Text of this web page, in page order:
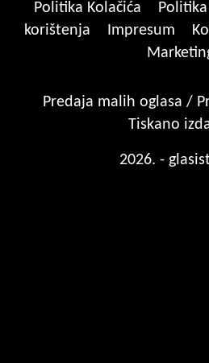
Politika Kolačića
korištenja
Impresum
Predaja malih oglasa /
Tiskano
2026. -